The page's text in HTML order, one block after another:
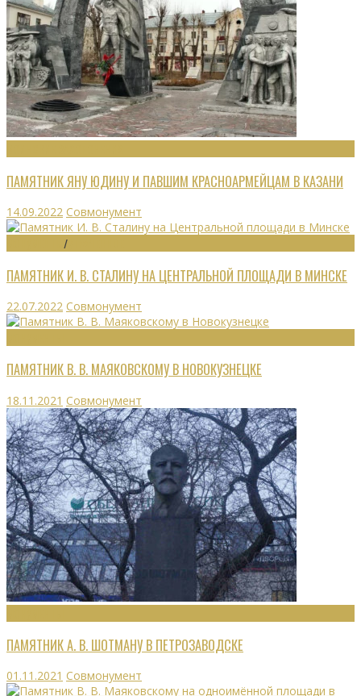
ПАМЯТНИК ЯНУ ЮДИНУ И ПАВШИМ КРАСНОАРМЕЙЦАМ В КАЗАНИ
14.09.2022 Совмонумент
/
ПАМЯТНИК И. В. СТАЛИНУ НА ЦЕНТРАЛЬНОЙ ПЛОЩАДИ В МИНСКЕ
22.07.2022 Совмонумент
ПАМЯТНИК В. В. МАЯКОВСКОМУ В НОВОКУЗНЕЦКЕ
18.11.2021 Совмонумент
ПАМЯТНИК А. В. ШОТМАНУ В ПЕТРОЗАВОДСКЕ
01.11.2021 Совмонумент